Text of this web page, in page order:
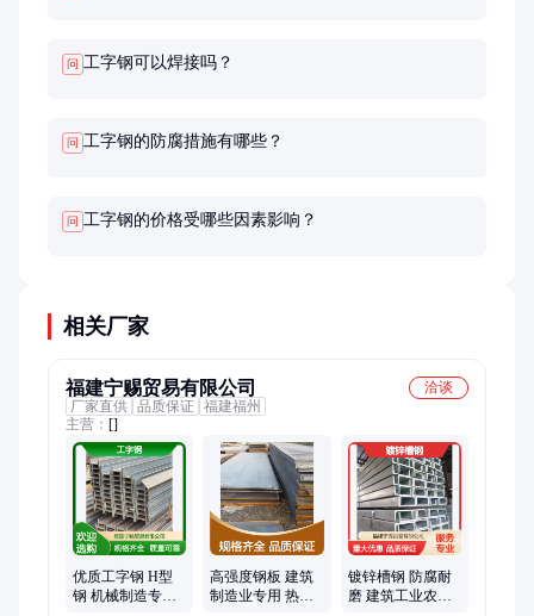
问 工字钢可以焊接吗？
问 工字钢的防腐措施有哪些？
问 工字钢的价格受哪些因素影响？
相关厂家
福建宁赐贸易有限公司
洽谈
厂家直供 品质保证 福建福州
主营： []
优质工字钢 H型
钢 机械制造专用
高强度钢板 建筑
制造业专用 热轧
镀锌槽钢 防腐耐
磨 建筑工业农业